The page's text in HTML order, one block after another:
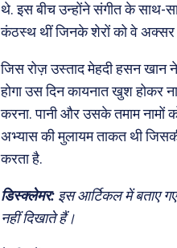
थे. इस बीच उन्होंने संगीत के साथ-
कंठस्थ थीं जिनके शेरों को वे अक्सर
जिस रोज़ उस्ताद मेहदी हसन खान
होगा उस दिन कायनात खुश होकर
करना. पानी और उसके तमाम
अभ्यास की मुलायम ताकत थी
करता है.
डिस्क्लेमर: इस आर्टिकल में बताए
नहीं दिखाते हैं।